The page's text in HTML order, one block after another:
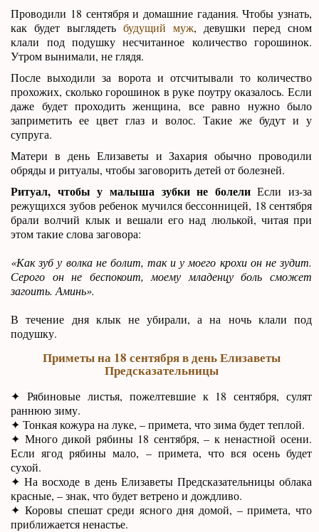
Проводили 18 сентября и домашние гадания. Чтобы узнать,
как будет выглядетьбудущий муж, девушки перед сном
клали под подушку несчитанное количество горошинок.
Утром вынимали, не глядя.
После выходили за ворота и отсчитывали то количество
прохожих, сколько горошинок в руке поутру оказалось. Если
даже будет проходить женщина, все равно нужно было
заприметить ее цвет глаз и волос. Такие же будут и у
супруга.
Матери в день Елизаветы и Захария обычно проводили
обряды и ритуалы, чтобы заговорить детей от болезней.
Ритуал, чтобы у малыша зубки не болелиЕсли из-за
режущихся зубов ребенок мучился бессонницей, 18 сентября
брали волчий клык и вешали его над люлькой, читая при
этом такие слова заговора:
«Как зуб у волка не болит, так и у моего крохи он не зудит.
Серого он не беспокоит, моему младенцу боль сможет
загоить. Аминь».
В течение дня клык не убирали, а на ночь клали под
подушку.
Приметы на 18 сентября в день Елизаветы
Предсказательницы
✦ Рябиновые листья, пожелтевшие к 18 сентября, сулят
раннюю зиму.
✦ Тонкая кожура на луке, – примета, что зима будет теплой.
✦ Много дикой рябины 18 сентября, – к ненастной осени.
Если ягод рябины мало, – примета, что вся осень будет
сухой.
✦ На восходе в день Елизаветы Предсказательницы облака
красные, – знак, что будет ветрено и дождливо.
✦ Коровы спешат среди ясного дня домой, – примета, что
приближается ненастье.